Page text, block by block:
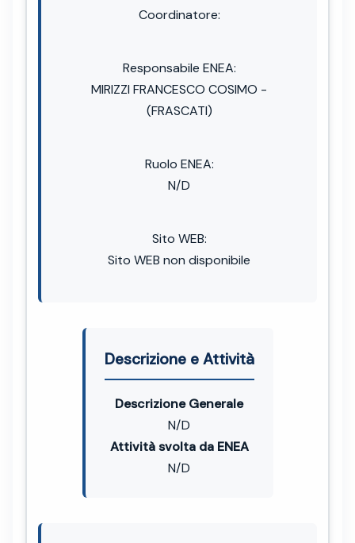
Coordinatore:
Responsabile ENEA:
MIRIZZI FRANCESCO COSIMO -
(FRASCATI)
Ruolo ENEA:
N/D
Sito WEB:
Sito WEB non disponibile
Descrizione e Attività
Descrizione Generale
N/D
Attività svolta da ENEA
N/D